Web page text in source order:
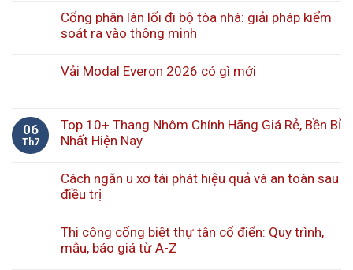
Cổng phân làn lối đi bộ tòa nhà: giải pháp kiểm
soát ra vào thông minh
Vải Modal Everon 2026 có gì mới
06
Th7
Top 10+ Thang Nhôm Chính Hãng Giá Rẻ, Bền Bỉ
Nhất Hiện Nay
Cách ngăn u xơ tái phát hiệu quả và an toàn sau
điều trị
Thi công cổng biệt thự tân cổ điển: Quy trình,
mẫu, báo giá từ A-Z